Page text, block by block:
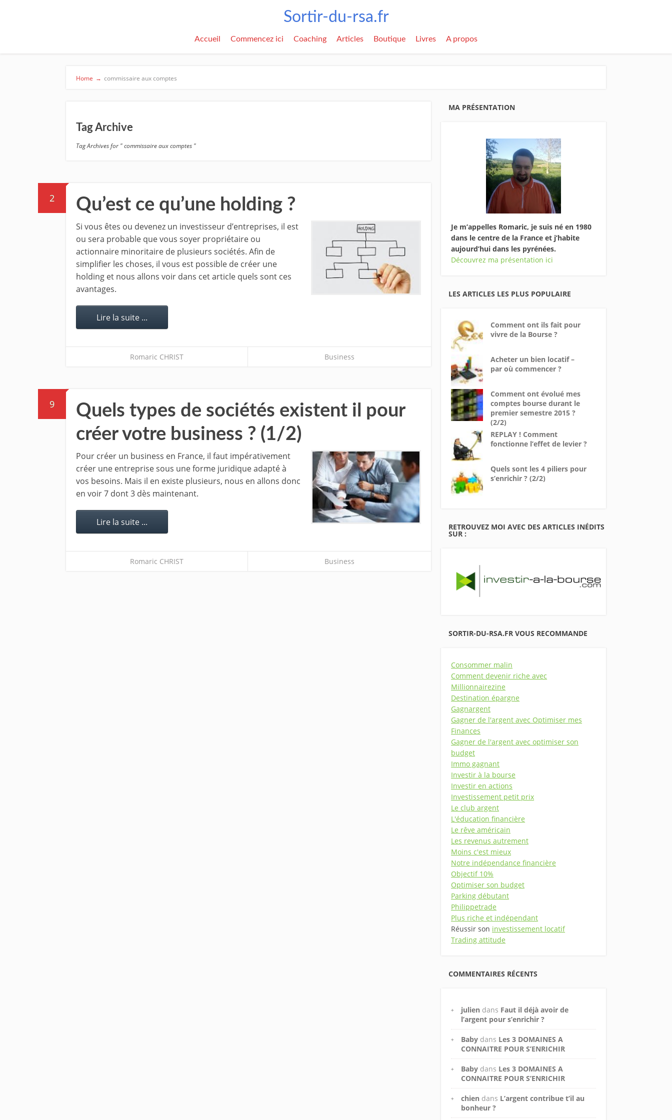
Sortir-du-rsa.fr
Accueil Commencez ici Coaching Articles Boutique Livres A propos
Home → commissaire aux comptes
Tag Archive
Tag Archives for " commissaire aux comptes "
2 Qu’est ce qu’une holding ?
Si vous êtes ou devenez un investisseur d’entreprises, il est
ou sera probable que vous soyer propriétaire ou
actionnaire minoritaire de plusieurs sociétés. Afin de
simplifier les choses, il vous est possible de créer une
holding et nous allons voir dans cet article quels sont ces
avantages.
Lire la suite ...
Romaric CHRIST Business
9
Quels types de sociétés existent il pour
créer votre business ? (1/2)
Pour créer un business en France, il faut impérativement
créer une entreprise sous une forme juridique adapté à
vos besoins. Mais il en existe plusieurs, nous en allons donc
en voir 7 dont 3 dès maintenant.
Lire la suite ...
Romaric CHRIST Business
MA PRÉSENTATION
Je m’appelles Romaric, je suis né en 1980
dans le centre de la France et j’habite
aujourd’hui dans les pyrénées.
Découvrez ma présentation ici
LES ARTICLES LES PLUS POPULAIRE
Comment ont ils fait pour
vivre de la Bourse ?
Acheter un bien locatif –
par où commencer ?
Comment ont évolué mes
comptes bourse durant le
premier semestre 2015 ?
(2/2)
REPLAY ! Comment
fonctionne l’effet de levier ?
Quels sont les 4 piliers pour
s’enrichir ? (2/2)
RETROUVEZ MOI AVEC DES ARTICLES INÉDITS
SUR :
SORTIR-DU-RSA.FR VOUS RECOMMANDE
Consommer malin
Comment devenir riche avec
Millionnairezine
Destination épargne
Gagnargent
Gagner de l'argent avec Optimiser mes
Finances
Gagner de l'argent avec optimiser son
budget
Immo gagnant
Investir à la bourse
Investir en actions
Investissement petit prix
Le club argent
L'éducation financière
Le rêve américain
Les revenus autrement
Moins c'est mieux
Notre indépendance financière
Objectif 10%
Optimiser son budget
Parking débutant
Philippetrade
Plus riche et indépendant
Réussir son investissement locatif
Trading attitude
COMMENTAIRES RÉCENTS
julien dans Faut il déjà avoir de
l’argent pour s’enrichir ?
Baby dans Les 3 DOMAINES A
CONNAITRE POUR S’ENRICHIR
Baby dans Les 3 DOMAINES A
CONNAITRE POUR S’ENRICHIR
chien dans L’argent contribue t’il au
bonheur ?